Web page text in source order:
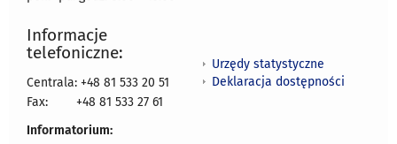
Informacje
telefoniczne:
Centrala: +48 81 533 20 51
Fax:
+48 81 533 27 61
Informatorium:
Urzędy statystyczne
Deklaracja dostępności